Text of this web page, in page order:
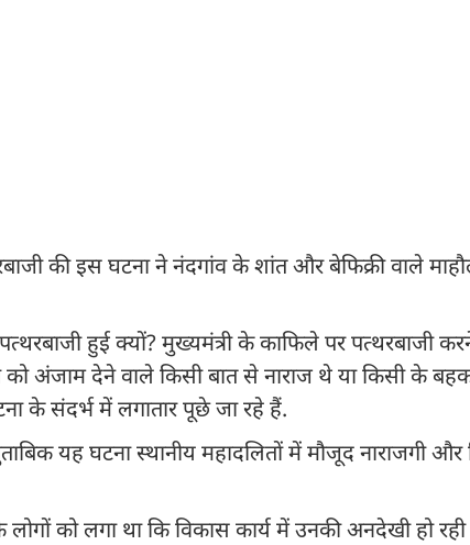
की इस घटना ने नंदगांव के शांत और बेफिक्री वाले
हुई क्यों? मुख्यमंत्री के काफिले पर पत्थरबाजी
अंजाम देने वाले किसी बात से नाराज थे या किसी के
के संदर्भ में लगातार पूछे जा रहे हैं.
यह घटना स्थानीय महादलितों में मौजूद नाराजगी
लोगों को लगा था कि विकास कार्य में उनकी अनदेखी हो